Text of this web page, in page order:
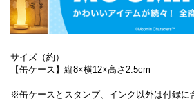
サイズ（約）
【缶ケース】縦8×横12×高さ2.5cm
※缶ケースとスタンプ、インク以外は付録に